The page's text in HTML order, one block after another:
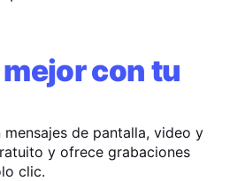
con tu
de pantalla, video y
y ofrece grabaciones
clic.